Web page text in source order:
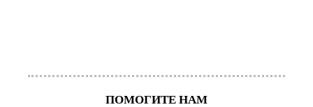
ПОМОГИТЕ НАМ